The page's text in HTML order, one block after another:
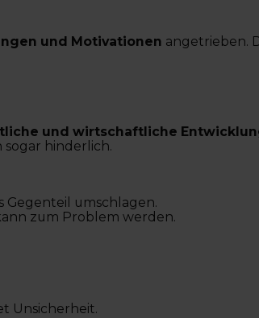
und Motivationen angetrieben.
und wirtschaftliche
hinderlich.
Gegenteil umschlagen.
zum Problem werden.
Unsicherheit.